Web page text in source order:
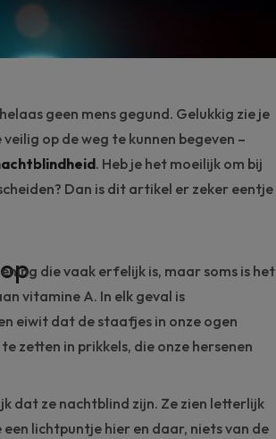
geen mens gegund. Gelukkig zie je
op de weg te kunnen begeven –
. Heb je het moeilijk om bij
Dan is dit artikel er zeker eentje
die vaak erfelijk is, maar soms is het
vitamine A. In elk geval is
eiwit dat de staafjes in onze ogen
zetten in prikkels, die onze hersenen
dat ze nachtblind zijn. Ze zien letterlijk
lichtpuntje hier en daar, niets van de